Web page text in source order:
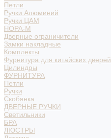
Петли
Ручки Алюминий
Ручки ЦАМ
НОРА-М
Дверные ограничители
Замки накладные
Комплекты
Фурнитура для китайских дверей
Цилиндры
ФУРНИТУРА
Петли
Ручки
Скобянка
ДВЕРНЫЕ РУЧКИ
Светильники
БРА
ЛЮСТРЫ